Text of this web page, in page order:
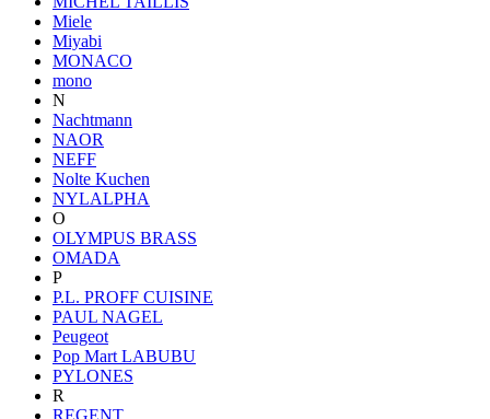
Miele
Miyabi
MONACO
mono
N
Nachtmann
NAOR
NEFF
Nolte Kuchen
NYLALPHA
O
OLYMPUS BRASS
OMADA
P
P.L. PROFF CUISINE
PAUL NAGEL
Peugeot
Pop Mart LABUBU
PYLONES
R
REGENT